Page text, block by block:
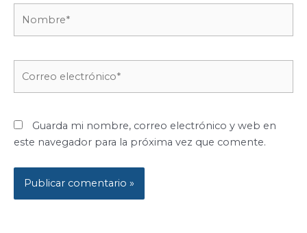
Guarda mi nombre, correo electrónico y web en
este navegador para la próxima vez que comente.